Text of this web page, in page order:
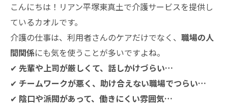
こんにちは！リアン平塚東真土で介護サービスを提供し
ているカオルです。
介護の仕事は、利用者さんのケアだけでなく、 職場の人
間関係にも気を使うことが多いですよね。
✔ 先輩や上司が厳しくて、話しかけづらい…
✔ チームワークが悪く、助け合えない職場でつらい…
✔ 陰口や派閥があって、働きにくい雰囲気…